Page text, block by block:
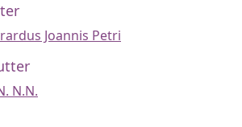
Joannis Petri
N.N.